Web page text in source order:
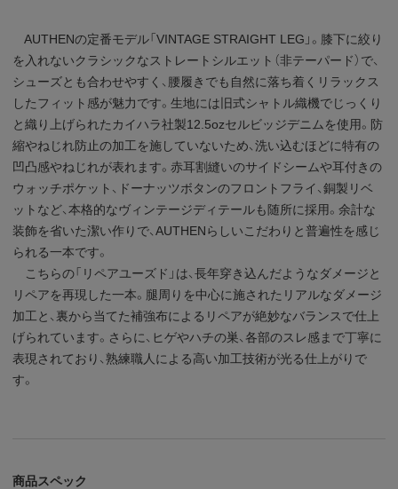
AUTHENの定番モデル「VINTAGE STRAIGHT LEG」。膝下に絞り
を入れないクラシックなストレートシルエット（非テーパード）で、
シューズとも合わせやすく、腰履きでも自然に落ち着くリラックス
したフィット感が魅力です。生地には旧式シャトル織機でじっくり
と織り上げられたカイハラ社製12.5ozセルビッジデニムを使用。防
縮やねじれ防止の加工を施していないため、洗い込むほどに特有の
凹凸感やねじれが表れます。赤耳割縫いのサイドシームや耳付きの
ウォッチポケット、ドーナッツボタンのフロントフライ、銅製リベ
ットなど、本格的なヴィンテージディテールも随所に採用。余計な
装飾を省いた潔い作りで、AUTHENらしいこだわりと普遍性を感じ
られる一本です。
こちらの「リペアユーズド」は、長年穿き込んだようなダメージと
リペアを再現した一本。腿周りを中心に施されたリアルなダメージ
加工と、裏から当てた補強布によるリペアが絶妙なバランスで仕上
げられています。さらに、ヒゲやハチの巣、各部のスレ感まで丁寧に
表現されており、熟練職人による高い加工技術が光る仕上がりで
す。
商品スペック